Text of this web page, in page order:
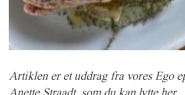
Artiklen er et uddrag fra vores Ego